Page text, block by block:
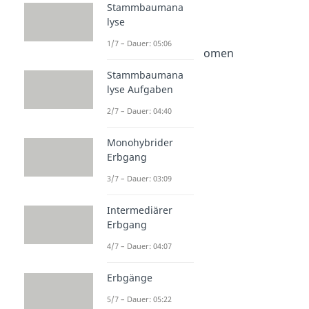
Chromosomen
Chromosomen
Dauer: 06:47
Homologe Chromosomen
Haploid und Diploid
Dauer: 03:59
Karyogramm
Genom
Dauer: 04:15
Chromatid
Dauer: 05:20
Dauer: 04:50
Stammbaumana
lyse
1/7 – Dauer: 05:06
Stammbaumana
lyse Aufgaben
2/7 – Dauer: 04:40
Monohybrider
Erbgang
3/7 – Dauer: 03:09
Intermediärer
Erbgang
4/7 – Dauer: 04:07
Erbgänge
5/7 – Dauer: 05:22